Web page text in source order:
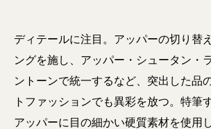
ディテールに注目。アッパーの切り替
ングを施し、アッパー・シュータン・
ントーンで統一するなど、突出した品
トファッションでも異彩を放つ。特筆
アッパーに目の細かい硬質素材を使用